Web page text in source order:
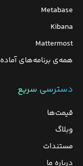
Metabase
Kibana
Mattermost
همه‌ی برنامه‌های آماده
دسترسی سریع
قیمت‌ها
وبلاگ
مستندات
درباره ما